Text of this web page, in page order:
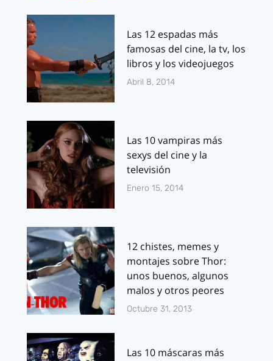
Las 12 espadas más
famosas del cine, la tv, los
libros y los videojuegos
Abril 8, 2014
Las 10 vampiras más
sexys del cine y la
televisión
Enero 15, 2014
12 chistes, memes y
montajes sobre Thor:
unos buenos, algunos
malos y otros peores
Octubre 31, 2013
Las 10 máscaras más